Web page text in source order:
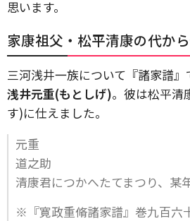
思います。
家康祖父・松平清康の代か
三河浅井一族について『諸家譜
浅井元重(もとしげ)。彼は松平清
す)に仕えました。
元重
道之助
清康君につかへたてまつり、某
※『寛政重脩諸家譜』巻九百